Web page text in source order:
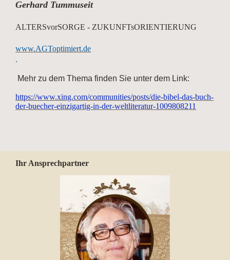
Gerhard Tummuseit
ALTERSvorSORGE - ZUKUNFTsORIENTIERUNG
www.AGToptimiert.de
.
Mehr zu dem Thema finden Sie unter dem Link:
https://www.xing.com/communities/posts/die-bibel-das-buch-
der-buecher-einzigartig-in-der-weltliteratur-1009808211
Ihr Ansprechpartner